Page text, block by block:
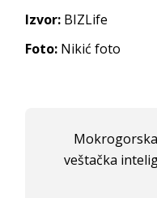
Izvor: BIZLife
Foto: Nikić foto
veštačka